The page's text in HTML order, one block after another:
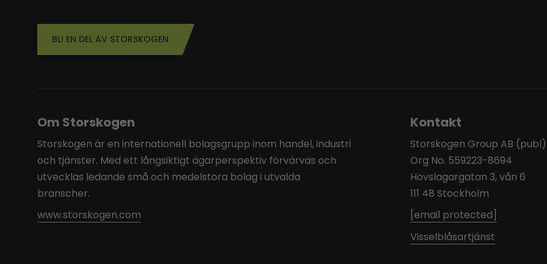
BLI EN DEL AV STORSKOGEN
Om Storskogen
Storskogen är en internationell bolagsgrupp inom handel, industri
och tjänster. Med ett långsiktigt ägarperspektiv förvärvas och
utvecklas ledande små och medelstora bolag i utvalda
branscher.
www.storskogen.com
Kontakt
Storskogen Group AB (publ)
Org No. 559223-8694
Hovslagargatan 3, vån 6
111 48 Stockholm
[email protected]
Visselblåsartjänst